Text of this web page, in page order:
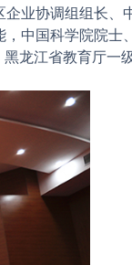
业协调组组长、
中国科学院院
龙江省教育厅